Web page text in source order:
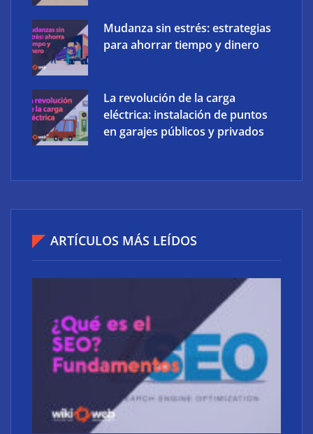
Mudanza sin estrés: estrategias
para ahorrar tiempo y dinero
La revolución de la carga
eléctrica: instalación de puntos
en garajes públicos y privados
ARTÍCULOS MÁS LEÍDOS